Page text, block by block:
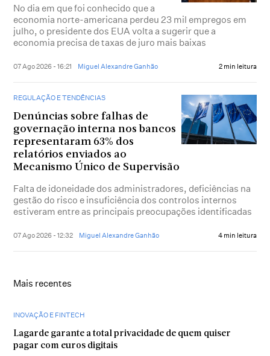
No dia em que foi conhecido que a
economia norte-americana perdeu 23 mil empregos em
julho, o presidente dos EUA volta a sugerir que a
economia precisa de taxas de juro mais baixas
07 Ago 2026 - 16:21 Miguel Alexandre Ganhão 2 min leitura
REGULAÇÃO E TENDÊNCIAS
Denúncias sobre falhas de
governação interna nos bancos
representaram 63% dos
relatórios enviados ao
Mecanismo Único de Supervisão
Falta de idoneidade dos administradores, deficiências na
gestão do risco e insuficiência dos controlos internos
estiveram entre as principais preocupações identificadas
07 Ago 2026 - 12:32 Miguel Alexandre Ganhão 4 min leitura
Mais recentes
INOVAÇÃO E FINTECH
Lagarde garante a total privacidade de quem quiser
pagar com euros digitais